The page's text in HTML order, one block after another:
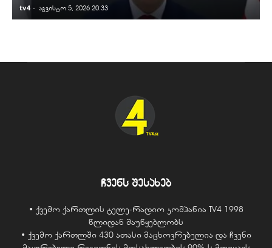
tv4 - აგვისტო 5, 2026 20:33
ჩვენს შესახებ
• ქვემო ქართლის ტელე-რადიო კომპანია TV4 1998
წლიდან მაუწყებლობს
• ქვემო ქართლში 430 ათასი მაცხოვრებელია და ჩვენი